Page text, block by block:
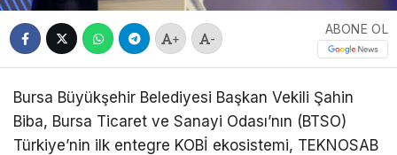
+ -
ABONE OL
Bursa Büyükşehir Belediyesi Başkan Vekili Şahin
Biba, Bursa Ticaret ve Sanayi Odası’nın (BTSO)
Türkiye’nin ilk entegre KOBİ ekosistemi, TEKNOSAB